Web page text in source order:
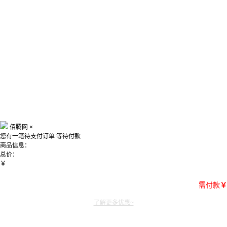
佰腾网 ×
您有一笔待支付订单 等待付款
商品信息：
总价：
￥
需付款￥
了解更多优惠~